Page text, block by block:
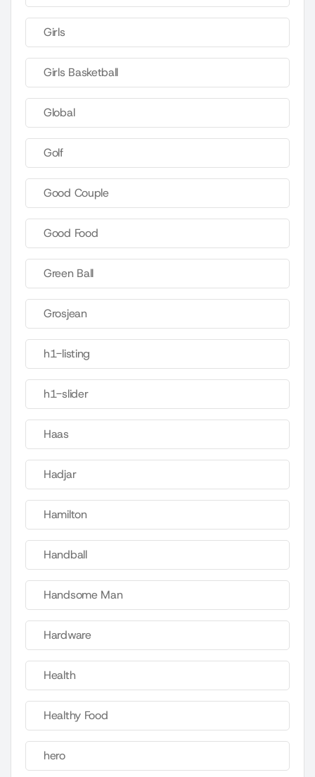
Girls
Girls Basketball
Global
Golf
Good Couple
Good Food
Green Ball
Grosjean
h1-listing
h1-slider
Haas
Hadjar
Hamilton
Handball
Handsome Man
Hardware
Health
Healthy Food
hero